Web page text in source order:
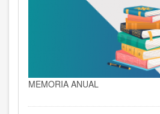
MEMORIA ANUAL